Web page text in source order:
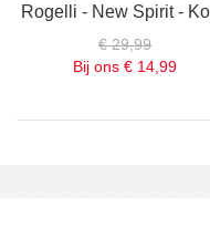
€ 29,99
Bij ons € 14,99